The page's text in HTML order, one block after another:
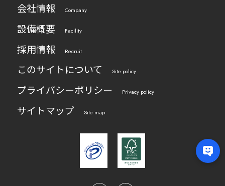
会社情報 Company
設備概要 Facility
採用情報 Recruit
このサイトについて Site policy
プライバシーポリシー Privacy policy
サイトマップ Site map